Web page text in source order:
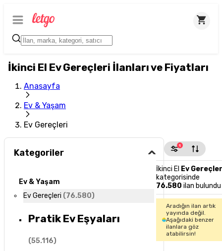
İkinci El Ev Gereçleri İlanları ve Fiyatları
Anasayfa
Ev & Yaşam
Ev Gereçleri
Kategoriler
Ev & Yaşam
Ev Gereçleri (76.580)
Pratik Ev Eşyaları
(55.116)
1
İkinci El Ev
kategorisinde
76.580 ilan bulundu
Aradığın ilan artık
yayında değil.
Aşağıdaki benzer
ilanlara göz
atabilirsin!